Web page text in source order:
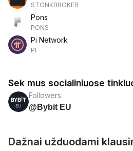
STONKBROKER
Pons
PONS
Pi Network
PI
Sek mus socialiniuose
Followers
@Bybit EU
Dažnai užduodami